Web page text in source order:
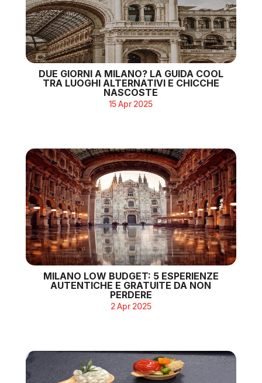
DUE GIORNI A MILANO? LA GUIDA COOL
TRA LUOGHI ALTERNATIVI E CHICCHE
NASCOSTE
15 Apr 2025
MILANO LOW BUDGET: 5 ESPERIENZE
AUTENTICHE E GRATUITE DA NON
PERDERE
2 Apr 2025